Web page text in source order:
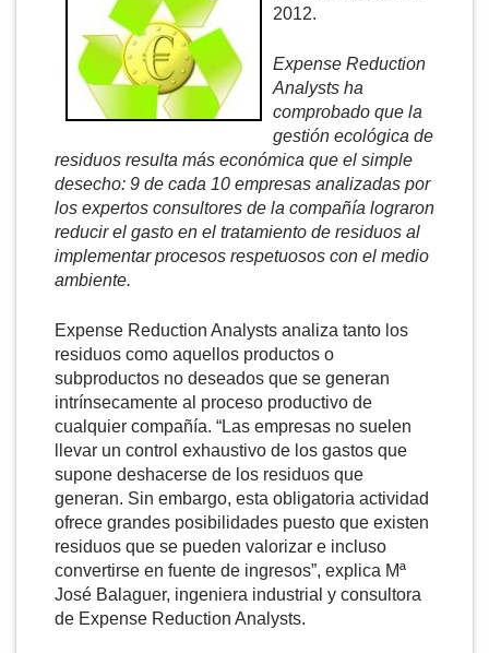
2012.
Expense Reduction
Analysts ha
comprobado que la
gestión ecológica de
residuos resulta más económica que el simple
desecho: 9 de cada 10 empresas analizadas por
los expertos consultores de la compañía lograron
reducir el gasto en el tratamiento de residuos al
implementar procesos respetuosos con el medio
ambiente.
Expense Reduction Analysts analiza tanto los
residuos como aquellos productos o
subproductos no deseados que se generan
intrínsecamente al proceso productivo de
cualquier compañía. “Las empresas no suelen
llevar un control exhaustivo de los gastos que
supone deshacerse de los residuos que
generan. Sin embargo, esta obligatoria actividad
ofrece grandes posibilidades puesto que existen
residuos que se pueden valorizar e incluso
convertirse en fuente de ingresos”, explica Mª
José Balaguer, ingeniera industrial y consultora
de Expense Reduction Analysts.